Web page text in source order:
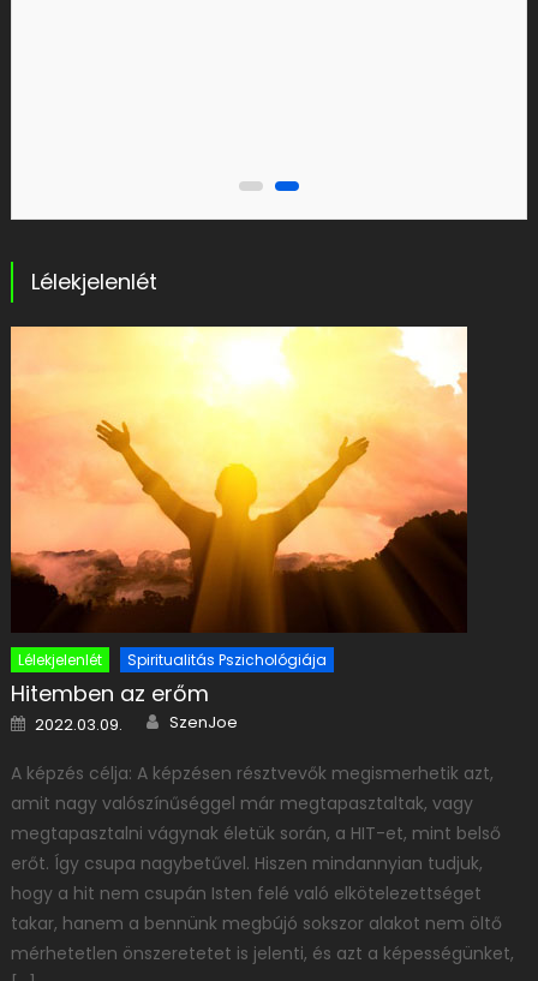
Lélekjelenlét
Lélekjelenlét Spiritualitás Pszichológiája
Hitemben az erőm
Posted on
2022.03.09. Author
SzenJoe
A képzés célja: A képzésen résztvevők megismerhetik azt,
amit nagy valószínűséggel már megtapasztaltak, vagy
megtapasztalni vágynak életük során, a HIT-et, mint belső
erőt. Így csupa nagybetűvel. Hiszen mindannyian tudjuk,
hogy a hit nem csupán Isten felé való elkötelezettséget
takar, hanem a bennünk megbújó sokszor alakot nem öltő
mérhetetlen önszeretetet is jelenti, és azt a képességünket,